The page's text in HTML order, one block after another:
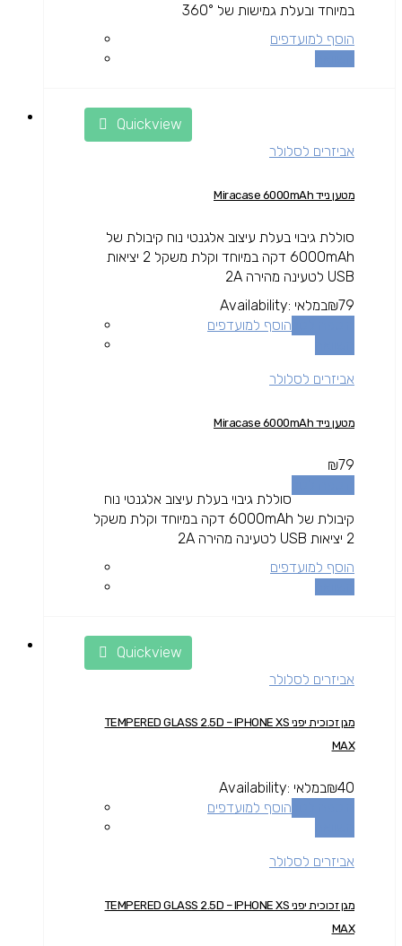
במיוחד ובעלת גמישות של 360°
הוסף למועדפים
Quickview
אביזרים לסלולר
מטען נייד Miracase 6000mAh
סוללת גיבוי בעלת עיצוב אלגנטי נוח קיבולת של
6000mAh דקה במיוחד וקלת משקל 2 יציאות
USB לטעינה מהירה 2A
₪79
Availability: במלאי
הוסף למועדפים
אביזרים לסלולר
מטען נייד Miracase 6000mAh
₪79
סוללת גיבוי בעלת עיצוב אלגנטי נוח
קיבולת של 6000mAh דקה במיוחד וקלת משקל
2 יציאות USB לטעינה מהירה 2A
הוסף למועדפים
Quickview
אביזרים לסלולר
מגן זכוכית יפני TEMPERED GLASS 2.5D – IPHONE XS
MAX
₪40
Availability: במלאי
הוסף למועדפים
אביזרים לסלולר
מגן זכוכית יפני TEMPERED GLASS 2.5D – IPHONE XS
MAX